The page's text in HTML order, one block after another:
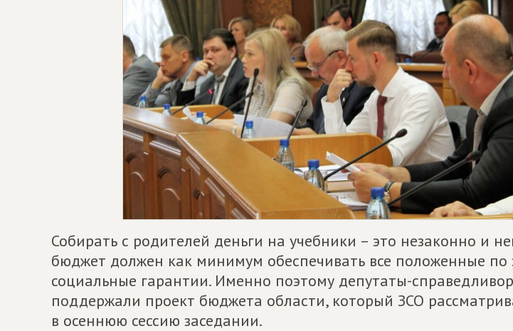
Собирать с родителей деньги на учебники – это незаконно и
бюджет должен как минимум обеспечивать все положенные по
социальные гарантии. Именно поэтому депутаты-
поддержали проект бюджета области, который ЗСО
в осеннюю сессию заседании.